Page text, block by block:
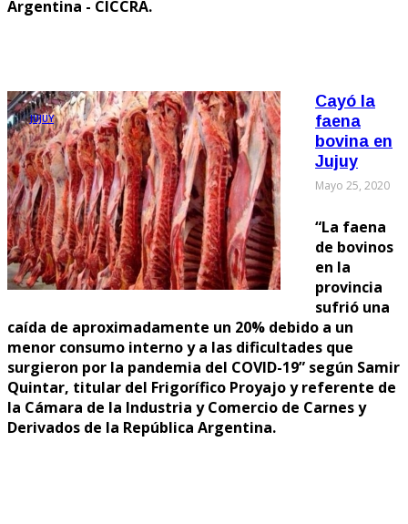
Argentina - CICCRA.
JUJUY
Cayó la
faena
bovina en
Jujuy
Mayo 25, 2020
“La faena
de bovinos
en la
provincia
sufrió una
caída de aproximadamente un 20% debido a un
menor consumo interno y a las dificultades que
surgieron por la pandemia del COVID-19” según Samir
Quintar, titular del Frigorífico Proyajo y referente de
la Cámara de la Industria y Comercio de Carnes y
Derivados de la República Argentina.